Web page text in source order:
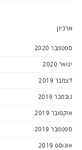
ארכיון
ספטמבר 2020
ינואר 2020
דצמבר 2019
נובמבר 2019
אוקטובר 2019
ספטמבר 2019
אוגוסט 2019